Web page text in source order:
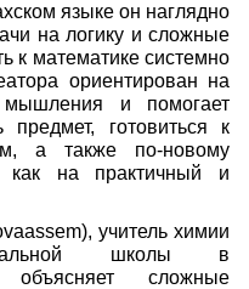
языке он наглядно
на логику и сложные
к математике системно
ориентирован на
мышления и помогает
готовиться к
а также по-новому
как на практичный и
учитель химии
школы в
объясняет сложные